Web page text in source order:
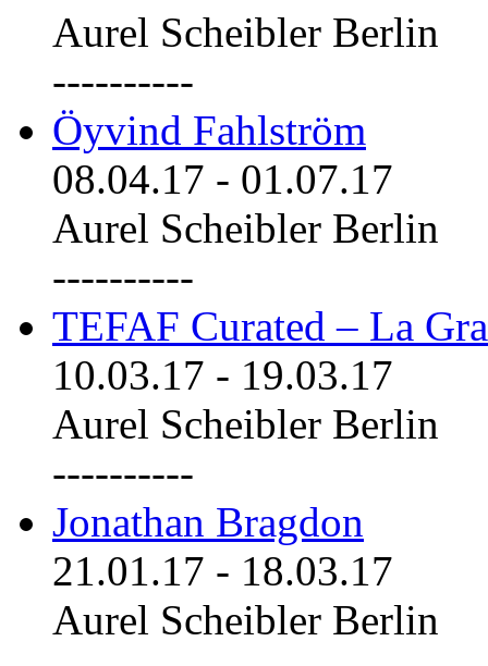
Aurel Scheibler Berlin
----------
Öyvind Fahlström
08.04.17 - 01.07.17
Aurel Scheibler Berlin
----------
TEFAF Curated – La
10.03.17 - 19.03.17
Aurel Scheibler Berlin
----------
Jonathan Bragdon
21.01.17 - 18.03.17
Aurel Scheibler Berlin